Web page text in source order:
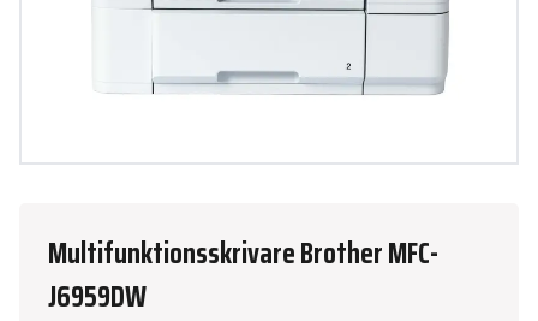
Multifunktionsskrivare Brother MFC-
J6959DW